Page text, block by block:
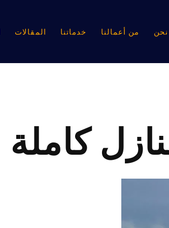
من أعمالنا خدماتنا المقالات
كاملة